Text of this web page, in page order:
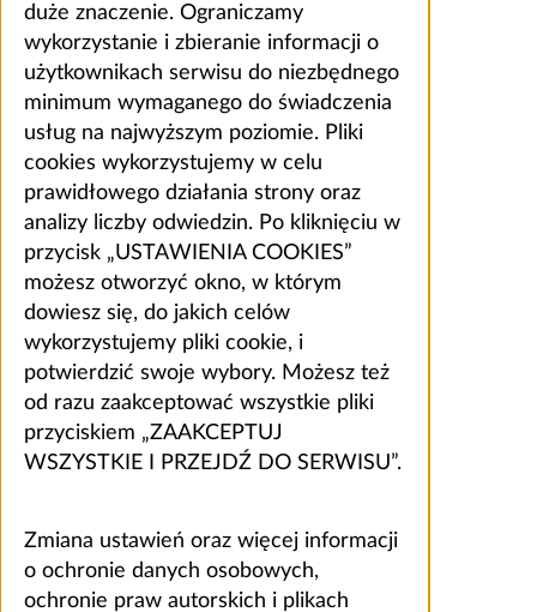
duże znaczenie. Ograniczamy
wykorzystanie i zbieranie informacji o
użytkownikach serwisu do niezbędnego
minimum wymaganego do świadczenia
usług na najwyższym poziomie. Pliki
cookies wykorzystujemy w celu
prawidłowego działania strony oraz
analizy liczby odwiedzin. Po kliknięciu w
przycisk „USTAWIENIA COOKIES”
możesz otworzyć okno, w którym
dowiesz się, do jakich celów
wykorzystujemy pliki cookie, i
potwierdzić swoje wybory. Możesz też
od razu zaakceptować wszystkie pliki
przyciskiem „ZAAKCEPTUJ
WSZYSTKIE I PRZEJDŹ DO SERWISU”.
Zmiana ustawień oraz więcej informacji
o ochronie danych osobowych,
ochronie praw autorskich i plikach